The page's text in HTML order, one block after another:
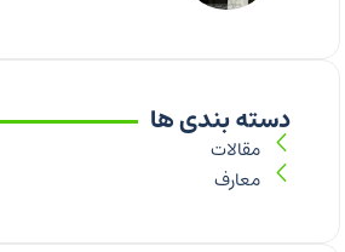
دسته بندی ها
مقالات
معارف